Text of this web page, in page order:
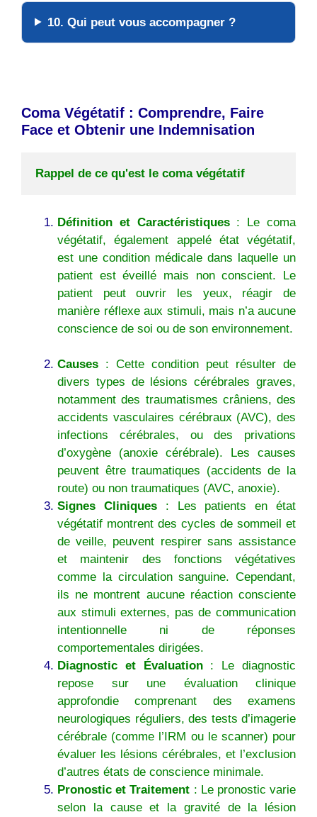
10. Qui peut vous accompagner ?
Coma Végétatif : Comprendre, Faire
Face et Obtenir une Indemnisation
Rappel de ce qu'est le coma végétatif
Définition et Caractéristiques: Le coma
végétatif, également appelé état végétatif,
est une condition médicale dans laquelle un
patient est éveillé mais non conscient. Le
patient peut ouvrir les yeux, réagir de
manière réflexe aux stimuli, mais n’a aucune
conscience de soi ou de son environnement.
Causes : Cette condition peut résulter de
divers types de lésions cérébrales graves,
notamment des traumatismes crâniens, des
accidents vasculaires cérébraux (AVC), des
infections cérébrales, ou des privations
d’oxygène (anoxie cérébrale). Les causes
peuvent être traumatiques (accidents de la
route) ou non traumatiques (AVC, anoxie).
Signes Cliniques: Les patients en état
végétatif montrent des cycles de sommeil et
de veille, peuvent respirer sans assistance
et maintenir des fonctions végétatives
comme la circulation sanguine. Cependant,
ils ne montrent aucune réaction consciente
aux stimuli externes, pas de communication
intentionnelle ni de réponses
comportementales dirigées.
Diagnostic et Évaluation: Le diagnostic
repose sur une évaluation clinique
approfondie comprenant des examens
neurologiques réguliers, des tests d’imagerie
cérébrale (comme l’IRM ou le scanner) pour
évaluer les lésions cérébrales, et l’exclusion
d’autres états de conscience minimale.
Pronostic et Traitement : Le pronostic varie
selon la cause et la gravité de la lésion